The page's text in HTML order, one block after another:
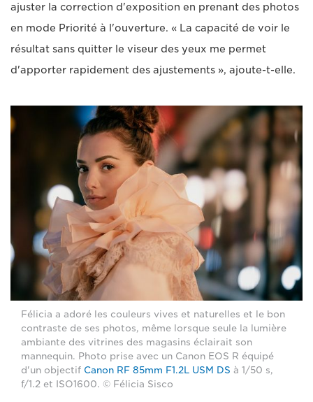
ajuster la correction d'exposition en prenant des photos
en mode Priorité à l'ouverture. « La capacité de voir le
résultat sans quitter le viseur des yeux me permet
d'apporter rapidement des ajustements », ajoute-t-elle.
Félicia a adoré les couleurs vives et naturelles et le bon
contraste de ses photos, même lorsque seule la lumière
ambiante des vitrines des magasins éclairait son
mannequin. Photo prise avec un Canon EOS R équipé
d'un objectif Canon RF 85mm F1.2L USM DS à 1/50 s,
f/1.2 et ISO1600. © Félicia Sisco